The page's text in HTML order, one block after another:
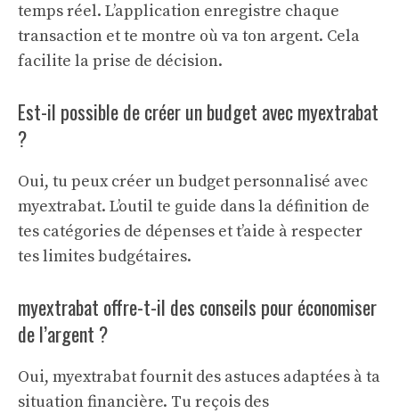
temps réel. L’application enregistre chaque
transaction et te montre où va ton argent. Cela
facilite la prise de décision.
Est-il possible de créer un budget avec myextrabat
?
Oui, tu peux créer un budget personnalisé avec
myextrabat. L’outil te guide dans la définition de
tes catégories de dépenses et t’aide à respecter
tes limites budgétaires.
myextrabat offre-t-il des conseils pour économiser
de l’argent ?
Oui, myextrabat fournit des astuces adaptées à ta
situation financière. Tu reçois des